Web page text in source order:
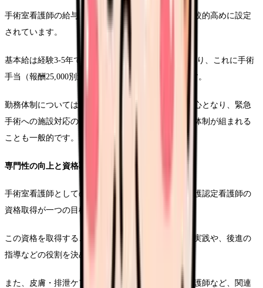
手術室看護師の給与水準は、一般病棟と比較して比較的高めに設定
されています。
基本給は経験3-5年で30万金額37万円程度となっており、これに手術
手当（報酬25,000別途35,000円）などが加算されます。
勤務体制については、基本的に日勤帯での勤務が中心となり、緊急
手術への施設対応のため、夜間や休日のオンコール体制が組まれる
ことも一般的です。
専門性の向上と資格取得
手術室看護師としてのキャリアアップには、手術看護認定看護師の
資格取得が一つの目標になります。
この資格を取得することで、より高度な手術看護の実践や、後進の
指導などの役割を決めることができます。
また、皮膚・排泄ケア認定看護師や感染管理認定看護師など、関連